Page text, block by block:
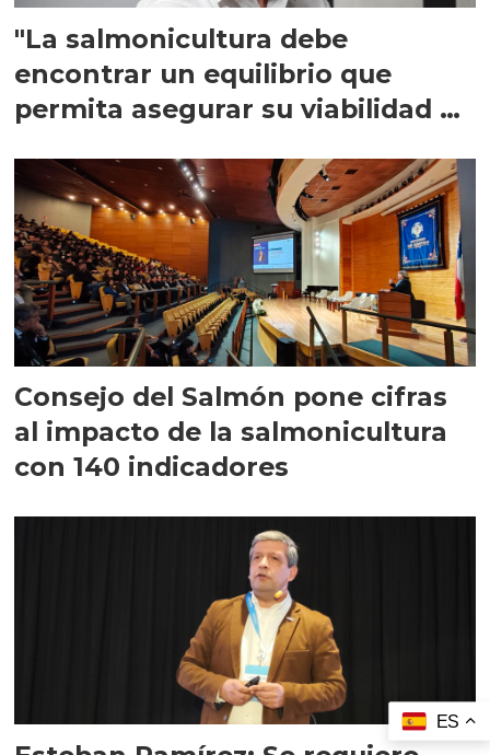
"La salmonicultura debe
encontrar un equilibrio que
permita asegurar su viabilidad de
Consejo del Salmón pone cifras
al impacto de la salmonicultura
con 140 indicadores
ES